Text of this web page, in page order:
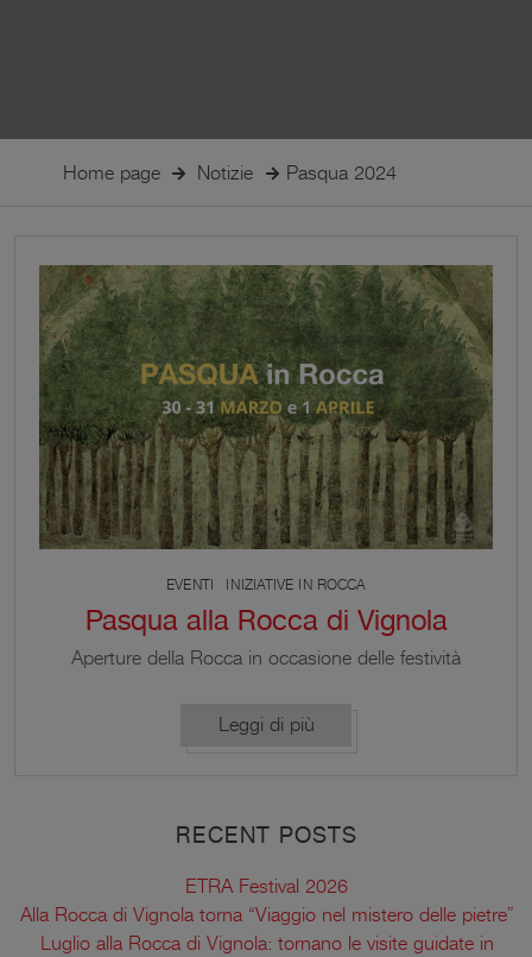
Home page Notizie Pasqua 2024
EVENTI INIZIATIVE IN ROCCA
Pasqua alla Rocca di Vignola
Aperture della Rocca in occasione delle festività
Leggi di più
RECENT POSTS
ETRA Festival 2026
Alla Rocca di Vignola torna “Viaggio nel mistero delle pietre”
Luglio alla Rocca di Vignola: tornano le visite guidate in